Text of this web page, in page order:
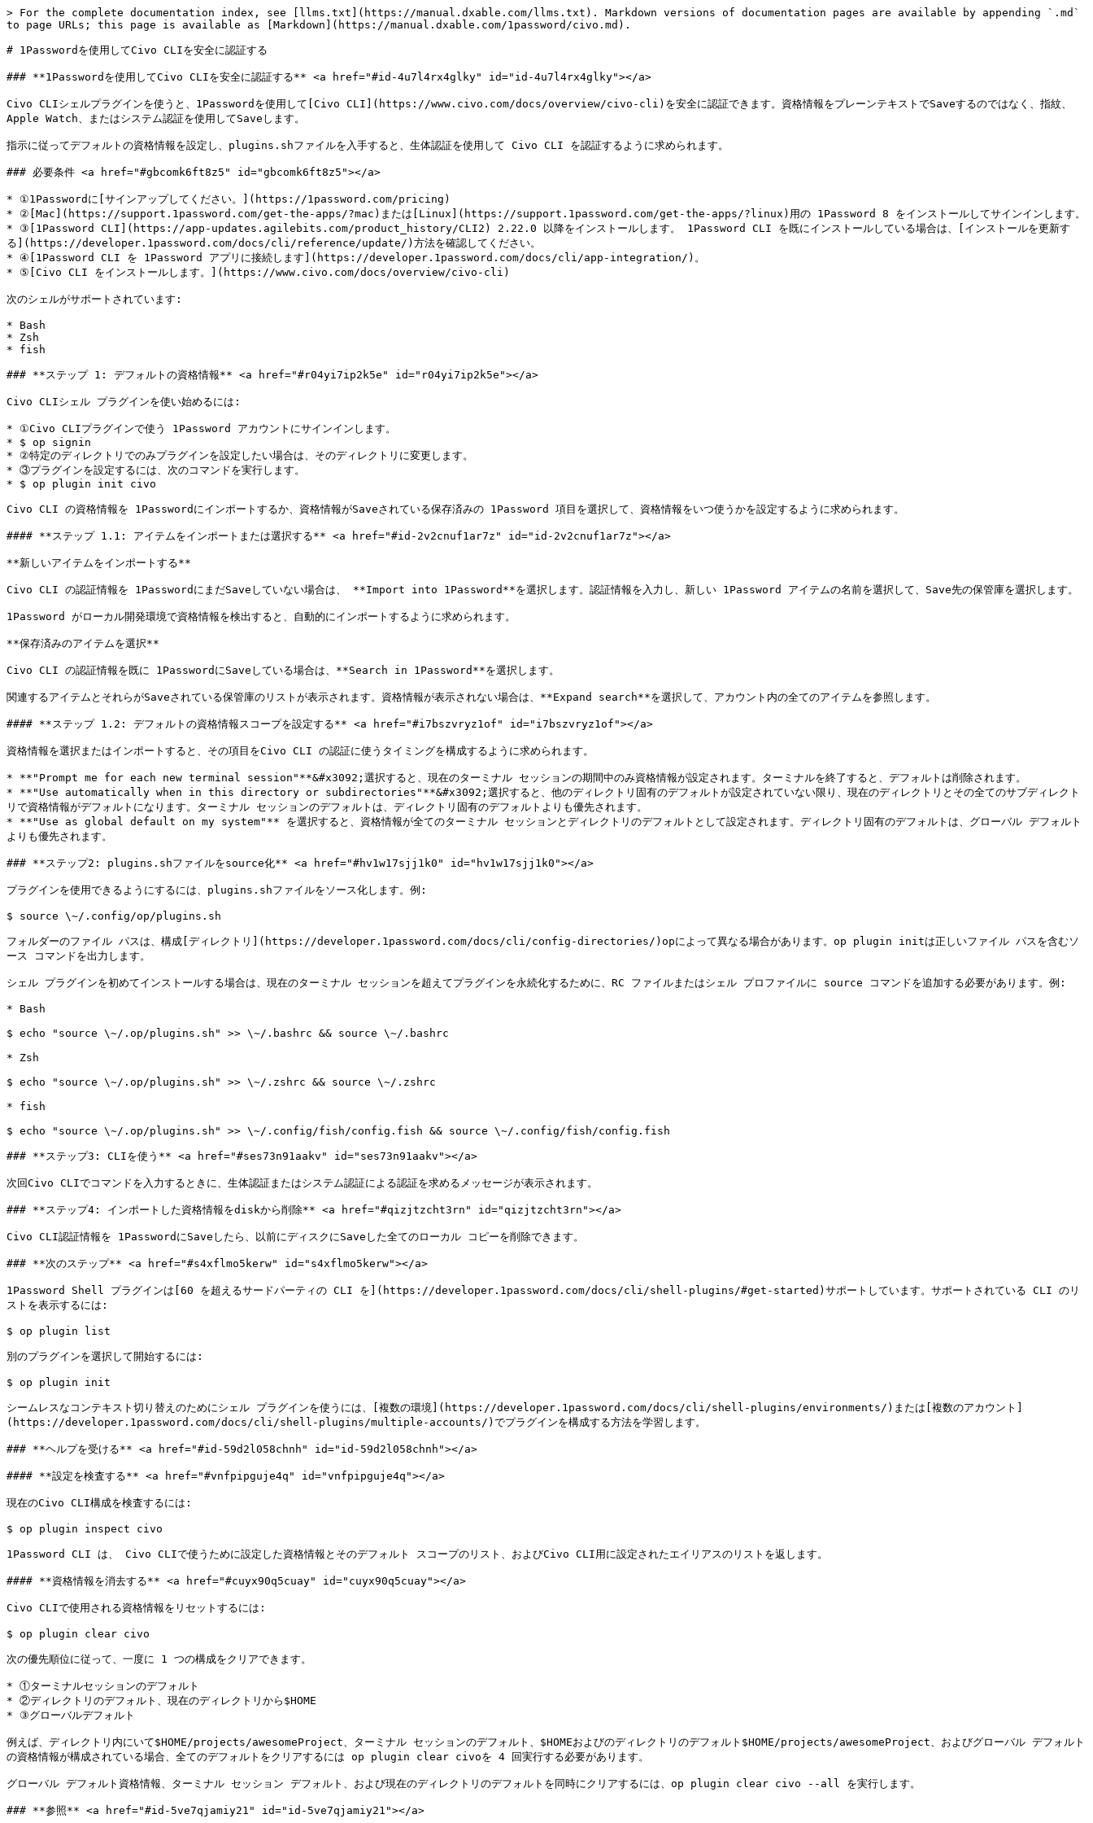
> For the complete documentation index, see [llms.txt](https://manual.dxable.com/llms.txt). Markdown versions of documentation pages are available by appending `.md`
to page URLs; this page is available as [Markdown](https://manual.dxable.com/1password/civo.md).
# 1Passwordを使用してCivo CLIを安全に認証する
### **1Passwordを使用してCivo CLIを安全に認証する** <a href="#id-4u7l4rx4glky" id="id-4u7l4rx4glky"></a>
Civo CLIシェルプラグインを使うと、1Passwordを使用して[Civo CLI](https://www.civo.com/docs/overview/civo-cli)を安全に認証できます。資格情報をプレーンテキストでSaveするのではなく、指紋、
Apple Watch、またはシステム認証を使用してSaveします。
指示に従ってデフォルトの資格情報を設定し、plugins.shファイルを入手すると、生体認証を使用して Civo CLI を認証するように求められます。
### 必要条件 <a href="#gbcomk6ft8z5" id="gbcomk6ft8z5"></a>
* ①1Passwordに[サインアップしてください。](https://1password.com/pricing)
* ②[Mac](https://support.1password.com/get-the-apps/?mac)または[Linux](https://support.1password.com/get-the-apps/?linux)用の 1Password 8 をインストールしてサインインします。
* ③[1Password CLI](https://app-updates.agilebits.com/product_history/CLI2) 2.22.0 以降をインストールします。 1Password CLI を既にインストールしている場合は、[インストールを更新す
る](https://developer.1password.com/docs/cli/reference/update/)方法を確認してください。
* ④[1Password CLI を 1Password アプリに接続します](https://developer.1password.com/docs/cli/app-integration/)。
* ⑤[Civo CLI をインストールします。](https://www.civo.com/docs/overview/civo-cli)
次のシェルがサポートされています:
* Bash
* Zsh
* fish
### **ステップ 1: デフォルトの資格情報** <a href="#r04yi7ip2k5e" id="r04yi7ip2k5e"></a>
Civo CLIシェル プラグインを使い始めるには:
* ①Civo CLIプラグインで使う 1Password アカウントにサインインします。
* $ op signin
* ②特定のディレクトリでのみプラグインを設定したい場合は、そのディレクトリに変更します。
* ③プラグインを設定するには、次のコマンドを実行します。
* $ op plugin init civo
Civo CLI の資格情報を 1Passwordにインポートするか、資格情報がSaveされている保存済みの 1Password 項目を選択して、資格情報をいつ使うかを設定するように求められます。
#### **ステップ 1.1: アイテムをインポートまたは選択する** <a href="#id-2v2cnuf1ar7z" id="id-2v2cnuf1ar7z"></a>
**新しいアイテムをインポートする**
Civo CLI の認証情報を 1PasswordにまだSaveしていない場合は、 **Import into 1Password**を選択します。認証情報を入力し、新しい 1Password アイテムの名前を選択して、Save先の保管庫を選択します。
1Password がローカル開発環境で資格情報を検出すると、自動的にインポートするように求められます。
**保存済みのアイテムを選択**
Civo CLI の認証情報を既に 1PasswordにSaveしている場合は、**Search in 1Password**を選択します。
関連するアイテムとそれらがSaveされている保管庫のリストが表示されます。資格情報が表示されない場合は、**Expand search**を選択して、アカウント内の全てのアイテムを参照します。
#### **ステップ 1.2: デフォルトの資格情報スコープを設定する** <a href="#i7bszvryz1of" id="i7bszvryz1of"></a>
資格情報を選択またはインポートすると、その項目をCivo CLI の認証に使うタイミングを構成するように求められます。
* **"Prompt me for each new terminal session"**&#x3092;選択すると、現在のターミナル セッションの期間中のみ資格情報が設定されます。ターミナルを終了すると、デフォルトは削除されます。
* **"Use automatically when in this directory or subdirectories"**&#x3092;選択すると、他のディレクトリ固有のデフォルトが設定されていない限り、現在のディレクトリとその全てのサブディレクト
リで資格情報がデフォルトになります。ターミナル セッションのデフォルトは、ディレクトリ固有のデフォルトよりも優先されます。
* **"Use as global default on my system"** を選択すると、資格情報が全てのターミナル セッションとディレクトリのデフォルトとして設定されます。ディレクトリ固有のデフォルトは、グローバル デフォルト
よりも優先されます。
### **ステップ2: plugins.shファイルをsource化** <a href="#hv1w17sjj1k0" id="hv1w17sjj1k0"></a>
プラグインを使用できるようにするには、plugins.shファイルをソース化します。例:
$ source \~/.config/op/plugins.sh
フォルダーのファイル パスは、構成[ディレクトリ](https://developer.1password.com/docs/cli/config-directories/)opによって異なる場合があります。op plugin initは正しいファイル パスを含むソ
ース コマンドを出力します。
シェル プラグインを初めてインストールする場合は、現在のターミナル セッションを超えてプラグインを永続化するために、RC ファイルまたはシェル プロファイルに source コマンドを追加する必要があります。例:
* Bash
$ echo "source \~/.op/plugins.sh" >> \~/.bashrc && source \~/.bashrc
* Zsh
$ echo "source \~/.op/plugins.sh" >> \~/.zshrc && source \~/.zshrc
* fish
$ echo "source \~/.op/plugins.sh" >> \~/.config/fish/config.fish && source \~/.config/fish/config.fish
### **ステップ3: CLIを使う** <a href="#ses73n91aakv" id="ses73n91aakv"></a>
次回Civo CLIでコマンドを入力するときに、生体認証またはシステム認証による認証を求めるメッセージが表示されます。
### **ステップ4: インポートした資格情報をdiskから削除** <a href="#qizjtzcht3rn" id="qizjtzcht3rn"></a>
Civo CLI認証情報を 1PasswordにSaveしたら、以前にディスクにSaveした全てのローカル コピーを削除できます。
### **次のステップ** <a href="#s4xflmo5kerw" id="s4xflmo5kerw"></a>
1Password Shell プラグインは[60 を超えるサードパーティの CLI を](https://developer.1password.com/docs/cli/shell-plugins/#get-started)サポートしています。サポートされている CLI のリ
ストを表示するには:
$ op plugin list
別のプラグインを選択して開始するには:
$ op plugin init
シームレスなコンテキスト切り替えのためにシェル プラグインを使うには、[複数の環境](https://developer.1password.com/docs/cli/shell-plugins/environments/)または[複数のアカウント]
(https://developer.1password.com/docs/cli/shell-plugins/multiple-accounts/)でプラグインを構成する方法を学習します。
### **ヘルプを受ける** <a href="#id-59d2l058chnh" id="id-59d2l058chnh"></a>
#### **設定を検査する** <a href="#vnfpipguje4q" id="vnfpipguje4q"></a>
現在のCivo CLI構成を検査するには:
$ op plugin inspect civo
1Password CLI は、 Civo CLIで使うために設定した資格情報とそのデフォルト スコープのリスト、およびCivo CLI用に設定されたエイリアスのリストを返します。
#### **資格情報を消去する** <a href="#cuyx90q5cuay" id="cuyx90q5cuay"></a>
Civo CLIで使用される資格情報をリセットするには:
$ op plugin clear civo
次の優先順位に従って、一度に 1 つの構成をクリアできます。
* ①ターミナルセッションのデフォルト
* ②ディレクトリのデフォルト、現在のディレクトリから$HOME
* ③グローバルデフォルト
例えば、ディレクトリ内にいて$HOME/projects/awesomeProject、ターミナル セッションのデフォルト、$HOMEおよびのディレクトリのデフォルト$HOME/projects/awesomeProject、およびグローバル デフォルト
の資格情報が構成されている場合、全てのデフォルトをクリアするには op plugin clear civoを 4 回実行する必要があります。
グローバル デフォルト資格情報、ターミナル セッション デフォルト、および現在のディレクトリのデフォルトを同時にクリアするには、op plugin clear civo --all を実行します。
### **参照** <a href="#id-5ve7qjamiy21" id="id-5ve7qjamiy21"></a>